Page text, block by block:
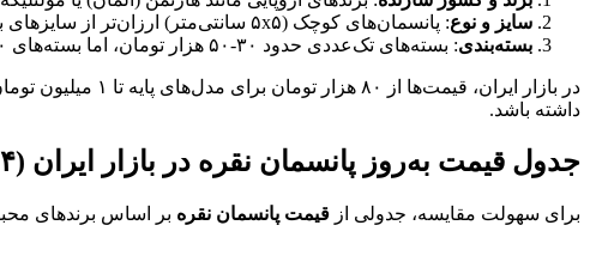
سایز و نوع: پانسمان‌های کوچک (۵x۵ سانتی‌متر) ارزان‌تر از سایزهای بزرگ (۱۰x۱۰ یا ۲۰x۱۰) می‌باشند.
بسته‌بندی: بسته‌های تک‌عددی حدود ۳۰-۵۰ هزار تومان، اما بسته‌های ۱۰ عددی اقتصادی‌تر .
در بازار ایران، قیمت‌ها از ۸۰ هزار تومان برای مدل‌های پایه تا ۱ میلیون تومان برای انواع پیشرفته متغیر است. برای
داشته باشد.
جدول قیمت به‌روز پانسمان نقره در بازار ایران (۱۴۰۴)
برای سهولت مقایسه، جدولی از قیمت پانسمان نقره بر اساس برندهای